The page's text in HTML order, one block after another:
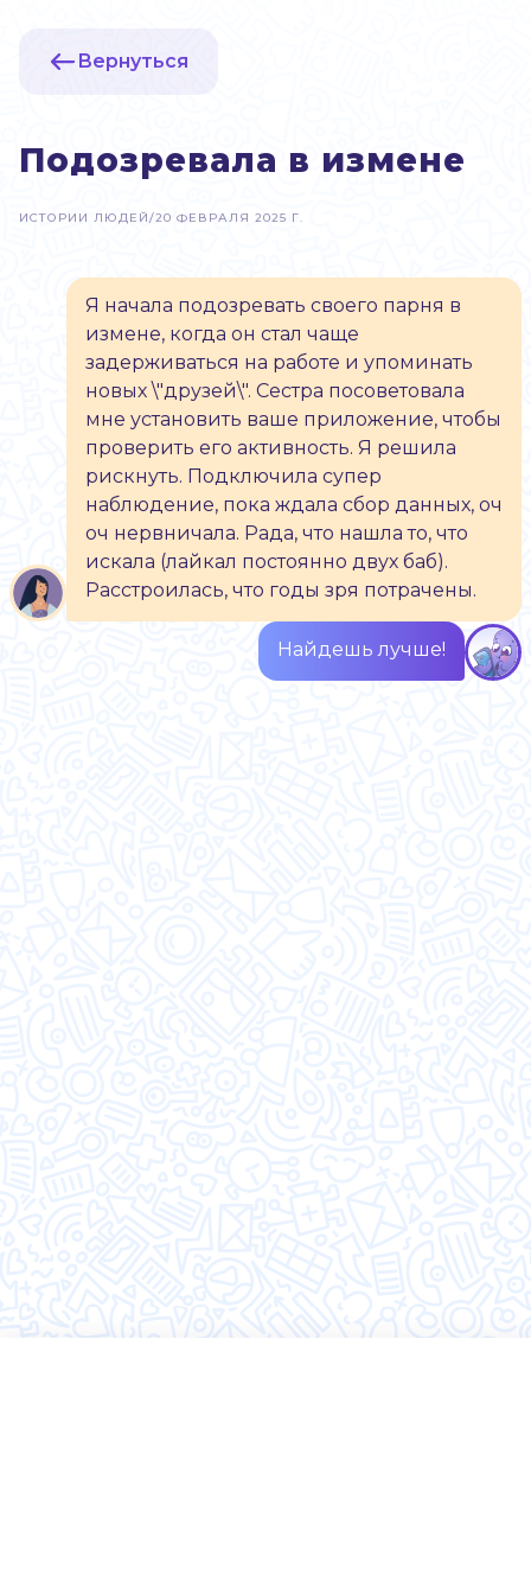
Вернуться
Подозревала в измене
ИСТОРИИ ЛЮДЕЙ/20 ФЕВРАЛЯ 2025 Г.
Я начала подозревать своего парня в
измене, когда он стал чаще
задерживаться на работе и упоминать
новых \"друзей\". Сестра посоветовала
мне установить ваше приложение, чтобы
проверить его активность. Я решила
рискнуть. Подключила супер
наблюдение, пока ждала сбор данных, оч
оч нервничала. Рада, что нашла то, что
искала (лайкал постоянно двух баб).
Расстроилась, что годы зря потрачены.
Найдешь лучше!